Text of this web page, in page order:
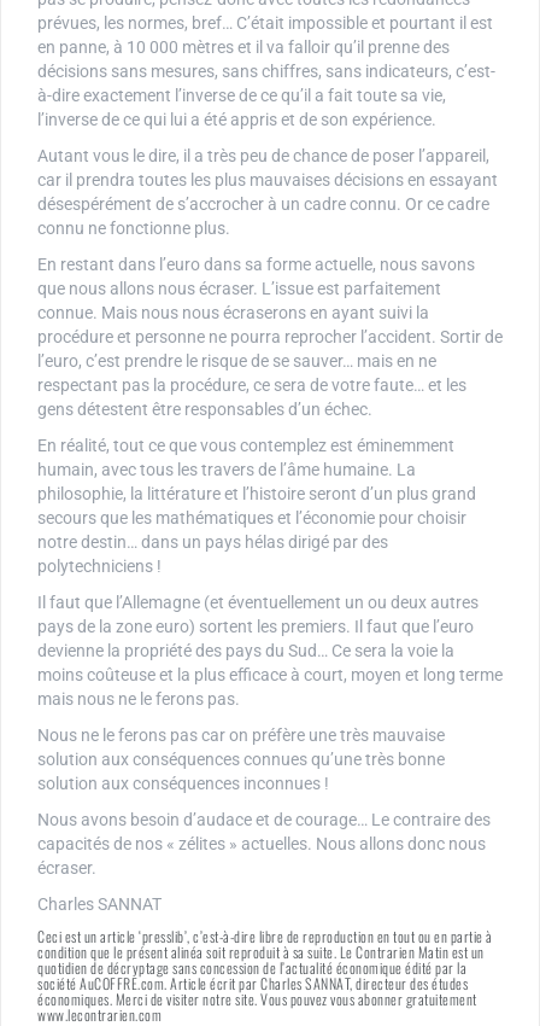
prévues, les normes, bref… C’était impossible et pourtant il est
en panne, à 10 000 mètres et il va falloir qu’il prenne des
décisions sans mesures, sans chiffres, sans indicateurs, c’est-
à-dire exactement l’inverse de ce qu’il a fait toute sa vie,
l’inverse de ce qui lui a été appris et de son expérience.
Autant vous le dire, il a très peu de chance de poser l’appareil,
car il prendra toutes les plus mauvaises décisions en essayant
désespérément de s’accrocher à un cadre connu. Or ce cadre
connu ne fonctionne plus.
En restant dans l’euro dans sa forme actuelle, nous savons
que nous allons nous écraser. L’issue est parfaitement
connue. Mais nous nous écraserons en ayant suivi la
procédure et personne ne pourra reprocher l’accident. Sortir de
l’euro, c’est prendre le risque de se sauver… mais en ne
respectant pas la procédure, ce sera de votre faute… et les
gens détestent être responsables d’un échec.
En réalité, tout ce que vous contemplez est éminemment
humain, avec tous les travers de l’âme humaine. La
philosophie, la littérature et l’histoire seront d’un plus grand
secours que les mathématiques et l’économie pour choisir
notre destin… dans un pays hélas dirigé par des
polytechniciens !
Il faut que l’Allemagne (et éventuellement un ou deux autres
pays de la zone euro) sortent les premiers. Il faut que l’euro
devienne la propriété des pays du Sud… Ce sera la voie la
moins coûteuse et la plus efficace à court, moyen et long terme
mais nous ne le ferons pas.
Nous ne le ferons pas car on préfère une très mauvaise
solution aux conséquences connues qu’une très bonne
solution aux conséquences inconnues !
Nous avons besoin d’audace et de courage… Le contraire des
capacités de nos « zélites » actuelles. Nous allons donc nous
écraser.
Charles SANNAT
Ceci est un article ‘presslib’, c’est-à-dire libre de reproduction en tout ou en partie à
condition que le présent alinéa soit reproduit à sa suite. Le Contrarien Matin est un
quotidien de décryptage sans concession de l’actualité économique édité par la
société AuCOFFRE.com. Article écrit par Charles SANNAT, directeur des études
économiques. Merci de visiter notre site. Vous pouvez vous abonner gratuitement
www.lecontrarien.com